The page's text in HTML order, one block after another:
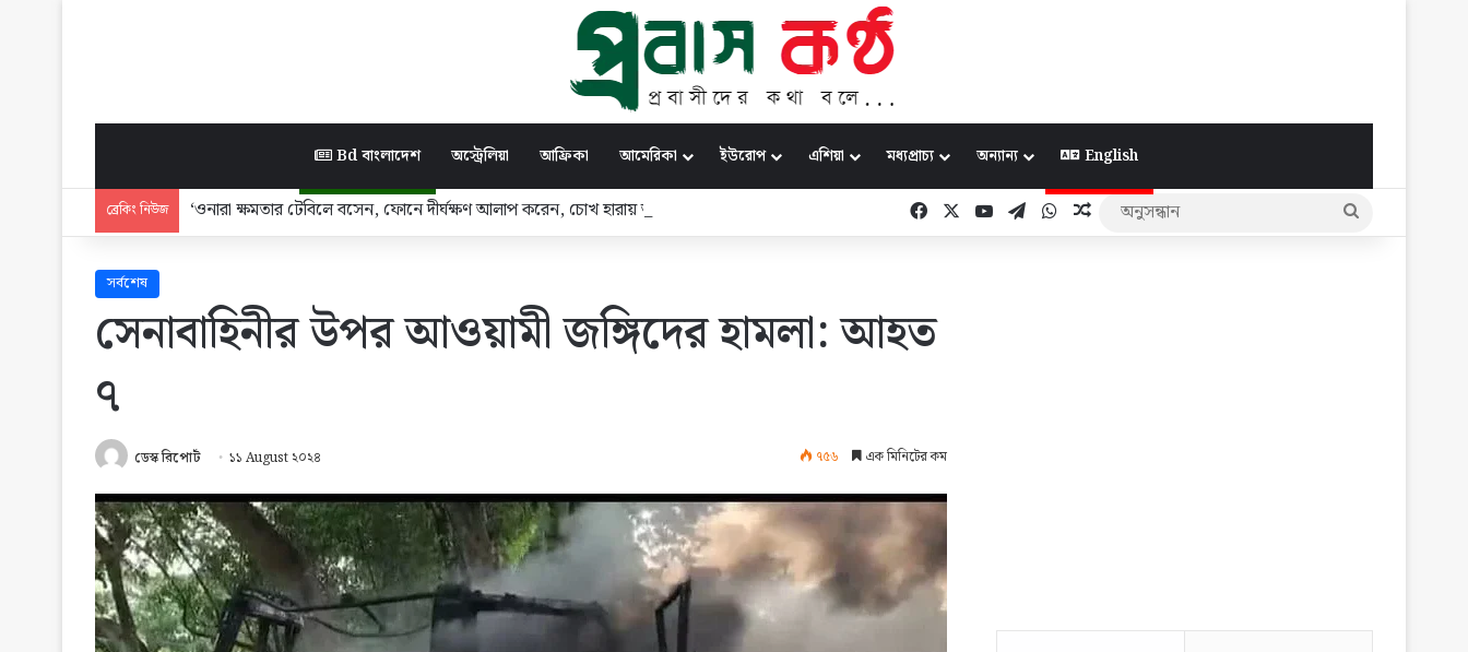
Bd বাংলাদেশ অস্ট্রেলিয়া আফ্রিকা আমেরিকা ইউরোপ এশিয়া মধ্যপ্রাচ্য অন্যান্য English
ব্রেকিং নিউজ ‘ওনারা ক্ষমতার টেবিলে বসেন, ফোনে দীর্ঘক্ষণ আলাপ করেন, চোখ হারায় আলিফের মতো কর্মীরা’ Facebook YouTubeTelegramWhatsApp
Random Article
সর্বশেষ
সেনাবাহিনীর উপর আওয়ামী জঙ্গিদের হামলা: আহত
৭
ডেস্ক রিপোর্ট ১১ August ২০২৪ ৭৫৬ এক মিনিটের কম